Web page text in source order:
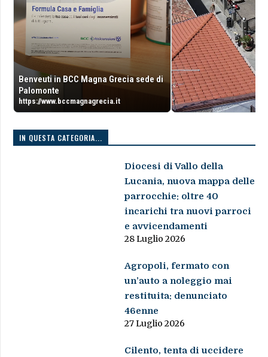
Benveuti in BCC Magna Grecia sede di
Palomonte
https://www.bccmagnagrecia.it
IN QUESTA CATEGORIA...
Diocesi di Vallo della
Lucania, nuova mappa delle
parrocchie: oltre 40
incarichi tra nuovi parroci
e avvicendamenti
28 Luglio 2026
Agropoli, fermato con
un’auto a noleggio mai
restituita: denunciato
46enne
27 Luglio 2026
Cilento, tenta di uccidere